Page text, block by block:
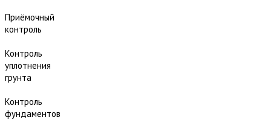
Приёмочный
контроль
Контроль
уплотнения
грунта
Контроль
фундаментов